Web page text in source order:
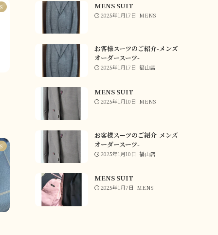
MENS SUIT
2025年1月17日 MENS
お客様スーツのご紹介-メンズ
オーダースーツ-
2025年1月17日 福山店
MENS SUIT
2025年1月10日 MENS
お客様スーツのご紹介-メンズ
オーダースーツ-
2025年1月10日 福山店
MENS SUIT
2025年1月7日 MENS